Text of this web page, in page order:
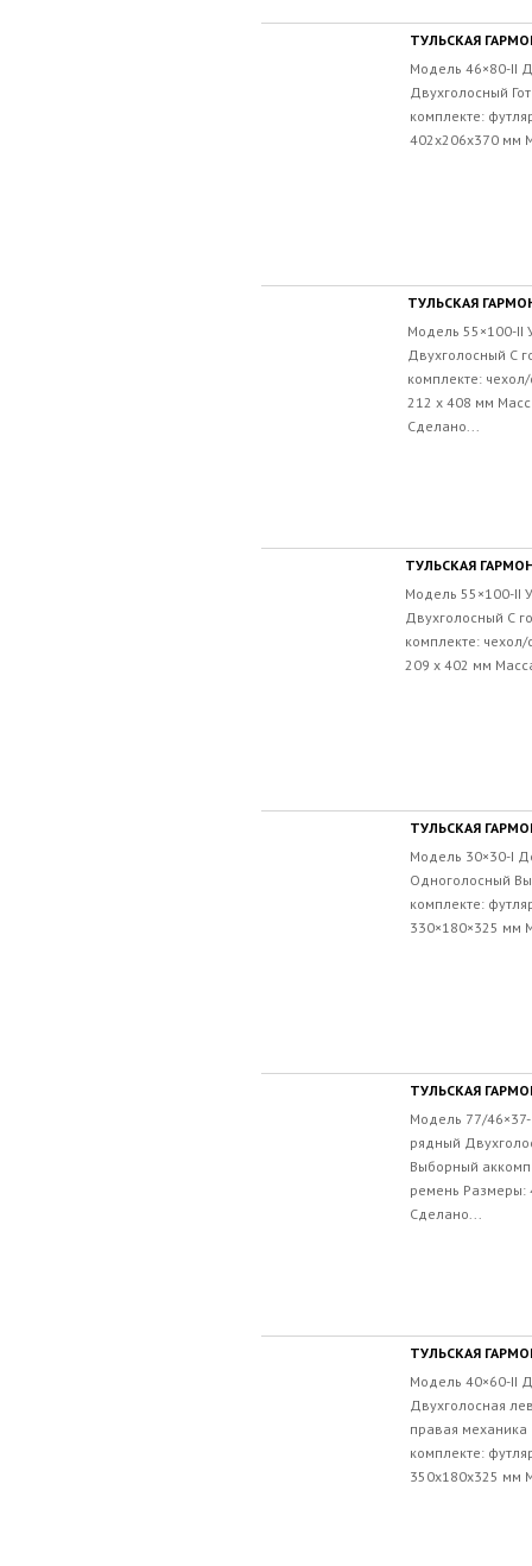
ТУЛЬСКАЯ
Модель 46×80-II
Двухголосный
комплекте:
402х206х370 мм
ТУЛЬСКАЯ
Модель 55×100-II
Двухголосный С
комплекте:
212 х 408 мм
Сделано...
ТУЛЬСКАЯ
Модель 55×100-II
Двухголосный С
комплекте:
209 х 402 мм
ТУЛЬСКАЯ
Модель 30×30-I
Одноголосный
комплекте:
330×180×325 мм
ТУЛЬСКАЯ
Модель 77/
рядный
Выборный
ремень Размеры:
Сделано...
ТУЛЬСКАЯ
Модель 40×60-II
Двухголосная
правая механика
комплекте:
350х180х325 мм